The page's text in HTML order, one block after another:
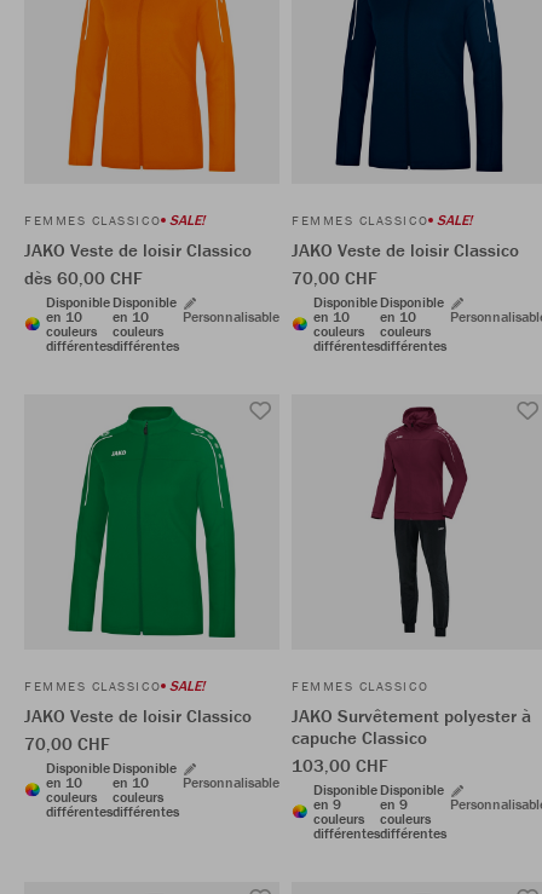
FEMMES CLASSICO SALE!
JAKO Veste de loisir Classico
dès 60,00 CHF
Disponible
en 10
couleurs
différentes
Disponible
en 10
couleurs
différentes
Personnalisable
FEMMES CLASSICO SALE!
JAKO Veste de loisir Classico
70,00 CHF
Disponible
en 10
couleurs
différentes
Disponible
en 10
couleurs
différentes
FEMMES CLASSICO SALE!
JAKO Veste de loisir Classico
70,00 CHF
Disponible
en 10
couleurs
différentes
Disponible
en 10
couleurs
différentes
Personnalisable
FEMMES CLASSICO
JAKO Survêtement polyester à
capuche Classico
103,00 CHF
Disponible
en 9
couleurs
différentes
Disponible
en 9
couleurs
différentes